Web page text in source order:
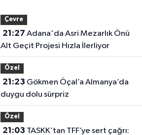
Çevre
21:27
Alt Geçit Projesi Hızla İlerliyor
Özel
21:23
duygu dolu sürpriz
Özel
21:03